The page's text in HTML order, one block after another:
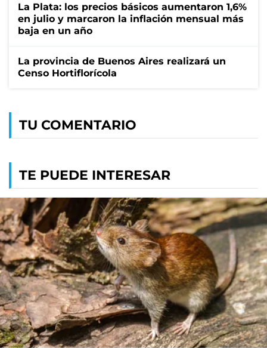
La Plata: los precios básicos aumentaron 1,6%
en julio y marcaron la inflación mensual más
baja en un año
La provincia de Buenos Aires realizará un
Censo Hortiflorícola
TU COMENTARIO
TE PUEDE INTERESAR